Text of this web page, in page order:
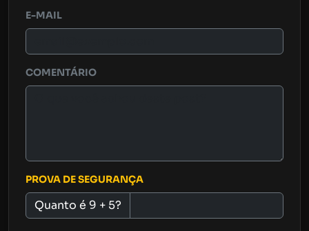
E-MAIL
COMENTÁRIO
PROVA DE SEGURANÇA
Quanto é 9 + 5?